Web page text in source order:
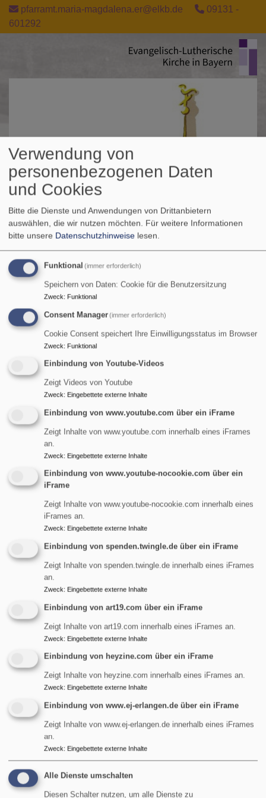
Direkt
zum
Inhalt
pfarramt.maria-magdalena.er@elkb.de
09131 -
601292
St. Maria Magdalena - Tennenlohe
evangelisch in Tennenlohe und im World Wide Web
Hauptnavigation
Startseite Kinderland
Kinderland
Willkommen im Kinderland
"Die Arche"!
Evangelische Kirchengemeinde St. Maria Magdalena
in Erlangen-Tennenlohe. Krippe und Kindergarten "Die
Verwendung von
personenbezogenen Daten
und Cookies
Bitte die Dienste und Anwendungen von Drittanbietern
auswählen, die wir nutzen möchten. Für weitere Informationen
bitte unsere Datenschutzhinweise lesen.
Funktional (immer erforderlich)
Speichern von Daten: Cookie für die Benutzersitzung
Zweck: Funktional
Consent Manager(immer erforderlich)
Cookie Consent speichert Ihre Einwilligungsstatus im Browser
Zweck: Funktional
Einbindung von Youtube-Videos
Zeigt Videos von Youtube
Zweck: Eingebettete externe Inhalte
Einbindung von www.youtube.com über ein iFrame
Zeigt Inhalte von www.youtube.com innerhalb eines iFrames
an.
Zweck: Eingebettete externe Inhalte
Einbindung von www.youtube-nocookie.com über ein
iFrame
Zeigt Inhalte von www.youtube-nocookie.com innerhalb eines
iFrames an.
Zweck: Eingebettete externe Inhalte
Einbindung von spenden.twingle.de über ein iFrame
Zeigt Inhalte von spenden.twingle.de innerhalb eines iFrames
an.
Zweck: Eingebettete externe Inhalte
Einbindung von art19.com über ein iFrame
Zeigt Inhalte von art19.com innerhalb eines iFrames an.
Zweck: Eingebettete externe Inhalte
Einbindung von heyzine.com über ein iFrame
Zeigt Inhalte von heyzine.com innerhalb eines iFrames an.
Zweck: Eingebettete externe Inhalte
Einbindung von www.ej-erlangen.de über ein iFrame
Zeigt Inhalte von www.ej-erlangen.de innerhalb eines iFrames
an.
Zweck: Eingebettete externe Inhalte
Alle Dienste umschalten
Diesen Schalter nutzen, um alle Dienste zu